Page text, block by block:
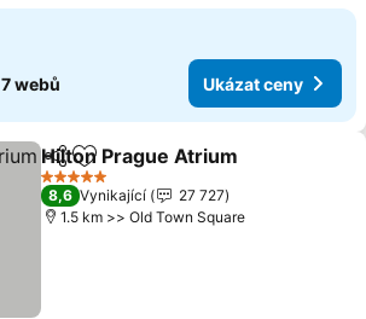
7 webů Ukázat ceny
SdíletPřidat na seznam oblíbených
Hilton Prague Atrium
5 Počet hvězdiček
8,6 Vynikající
27 727
1.5 km >> Old Town Square